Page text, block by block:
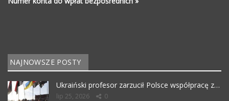
NAJNOWSZE POSTY
Ukraiński profesor zarzucił Polsce współpracę z…
lip 25, 2026 0